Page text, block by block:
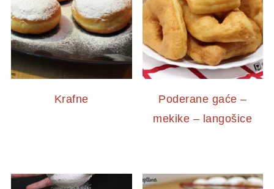
Krafne
Poderane gaće –
mekike – langošice